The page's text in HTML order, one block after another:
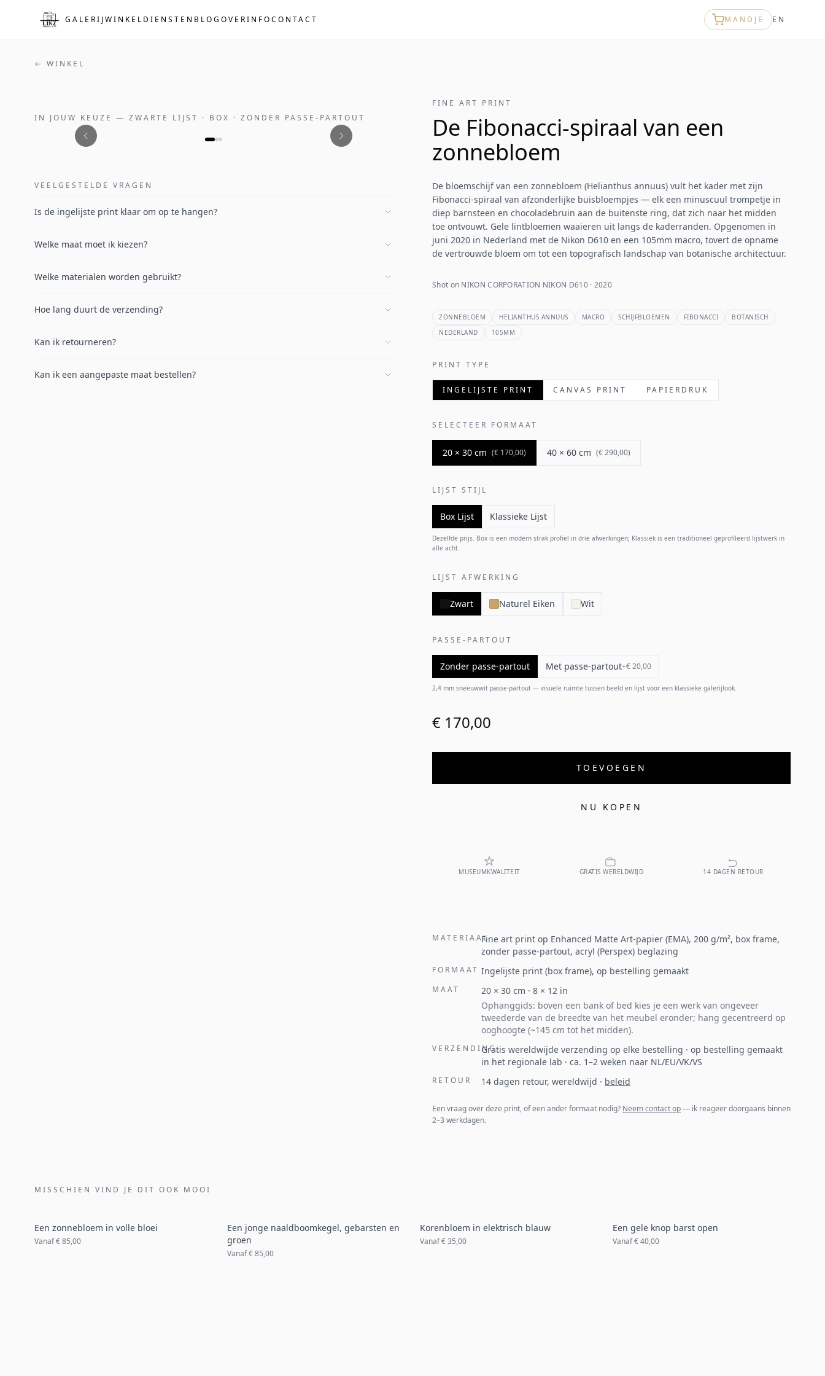
GALERIJWINKEL DIENSTEN BLOGOVERINFOCONTACT MANDJE EN
← WINKEL
IN JOUW KEUZE — ZWARTE LIJST · BOX · ZONDER PASSE-PARTOUT
VEELGESTELDE VRAGEN
Is de ingelijste print klaar om op te hangen?
Welke maat moet ik kiezen?
Welke materialen worden gebruikt?
Hoe lang duurt de verzending?
Kan ik retourneren?
Kan ik een aangepaste maat bestellen?
FINE ART PRINT
De Fibonacci-spiraal van een
zonnebloem
De bloemschijf van een zonnebloem (Helianthus annuus) vult het kader met zijn
Fibonacci-spiraal van afzonderlijke buisbloempjes — elk een minuscuul trompetje in
diep barnsteen en chocoladebruin aan de buitenste ring, dat zich naar het midden
toe ontvouwt. Gele lintbloemen waaieren uit langs de kaderranden. Opgenomen in
juni 2020 in Nederland met de Nikon D610 en een 105mm macro, tovert de opname
de vertrouwde bloem om tot een topografisch landschap van botanische architectuur.
Shot on NIKON CORPORATION NIKON D610 · 2020
ZONNEBLOEM HELIANTHUS ANNUUS MACRO SCHIJFBLOEMEN FIBONACCI
BOTANISCH
NEDERLAND
105MM
PRINT TYPE
INGELIJSTE PRINT CANVAS PRINT PAPIERDRUK
SELECTEER FORMAAT
20 × 30 cm (€ 170,00) 40 × 60 cm (€ 290,00)
LIJST STIJL
Box Lijst Klassieke Lijst
Dezelfde prijs. Box is een modern strak profiel in drie afwerkingen; Klassiek is een traditioneel geprofileerd lijstwerk in
alle acht.
LIJST AFWERKING
Zwart Naturel Eiken Wit
PASSE-PARTOUT
Zonder passe-partout Met passe-partout+€ 20,00
2,4 mm sneeuwwit passe-partout — visuele ruimte tussen beeld en lijst voor een klassieke galerijlook.
€ 170,00
TOEVOEGEN
NU KOPEN
MUSEUMKWALITEIT GRATIS WERELDWIJD 14 DAGEN RETOUR
MATERIAALFine art print op Enhanced Matte Art-papier (EMA), 200 g/m², box frame,
zonder passe-partout, acryl (Perspex) beglazing
FORMAAT Ingelijste print (box frame), op bestelling gemaakt
MAAT 20 × 30 cm · 8 × 12 in
Ophanggids: boven een bank of bed kies je een werk van ongeveer
tweederde van de breedte van het meubel eronder; hang gecentreerd op
ooghoogte (~145 cm tot het midden).
VERZENDINGGratis wereldwijde verzending op elke bestelling · op bestelling gemaakt
in het regionale lab · ca. 1–2 weken naar NL/EU/VK/VS
RETOUR 14 dagen retour, wereldwijd · beleid
Een vraag over deze print, of een ander formaat nodig? Neem contact op— ik reageer doorgaans binnen
2–3 werkdagen.
MISSCHIEN VIND JE DIT OOK MOOI
Een zonnebloem in volle bloei
Vanaf€ 85,00
Een jonge naaldboomkegel, gebarsten en
groen
Vanaf€ 85,00
Korenbloem in elektrisch blauw
Vanaf€ 35,00
Een gele knop barst open
Vanaf€ 40,00